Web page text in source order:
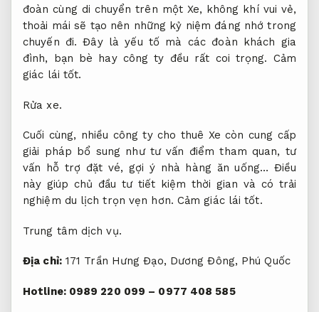
đoàn cùng di chuyển trên một Xe, không khí vui vẻ,
thoải mái sẽ tạo nên những kỷ niệm đáng nhớ trong
chuyến đi. Đây là yếu tố mà các đoàn khách gia
đình, bạn bè hay công ty đều rất coi trọng. Cảm
giác lái tốt.
Rửa xe.
Cuối cùng, nhiều công ty cho thuê Xe còn cung cấp
giải pháp bổ sung như tư vấn điểm tham quan, tư
vấn hỗ trợ đặt vé, gợi ý nhà hàng ăn uống… Điều
này giúp chủ đầu tư tiết kiệm thời gian và có trải
nghiệm du lịch trọn vẹn hơn. Cảm giác lái tốt.
Trung tâm dịch vụ.
Địa chỉ:171 Trần Hưng Đạo, Dương Đông, Phú Quốc
Hotline: 0989 220 099 – 0977 408 585